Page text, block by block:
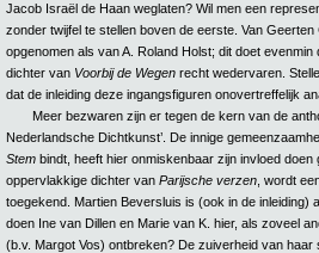
Jacob Israël de Haan weglaten? Wil men een
zonder twijfel te stellen boven de eerste. Van
opgenomen als van A. Roland Holst; dit doet evenmin
dichter van Voorbij de Wegen recht wedervaren.
dat de inleiding deze ingangsfiguren onovertreffelijk
Meer bezwaren zijn er tegen de kern van de
Nederlandsche Dichtkunst’. De innige
Stem bindt, heeft hier onmiskenbaar zijn invloed doen
oppervlakkige dichter van Parijsche verzen , wordt
toegekend. Martien Beversluis is (ook in de inleiding)
doen Ine van Dillen en Marie van K. hier, als zoveel
(b.v. Margot Vos) ontbreken? De zuiverheid van haar